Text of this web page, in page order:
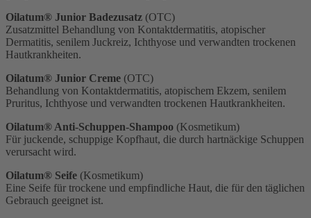
Oilatum® Junior Badezusatz (OTC)
Zusatzmittel Behandlung von Kontaktdermatitis, atopischer
Dermatitis, senilem Juckreiz, Ichthyose und verwandten trockenen
Hautkrankheiten.
Oilatum® Junior Creme (OTC)
Behandlung von Kontaktdermatitis, atopischem Ekzem, senilem
Pruritus, Ichthyose und verwandten trockenen Hautkrankheiten.
Oilatum® Anti-Schuppen-Shampoo (Kosmetikum)
Für juckende, schuppige Kopfhaut, die durch hartnäckige Schuppen
verursacht wird.
Oilatum® Seife (Kosmetikum)
Eine Seife für trockene und empfindliche Haut, die für den täglichen
Gebrauch geeignet ist.